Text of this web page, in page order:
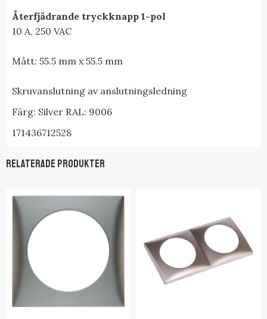
Återfjädrande tryckknapp 1-pol
10 A, 250 VAC
Mått: 55.5 mm x 55.5 mm
Skruvanslutning av anslutningsledning
Färg: Silver RAL: 9006
171436712528
Relaterade produkter